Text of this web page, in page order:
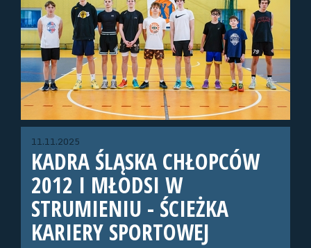
11.11.2025
KADRA ŚLĄSKA CHŁOPCÓW
2012 I MŁODSI W
STRUMIENIU - ŚCIEŻKA
KARIERY SPORTOWEJ